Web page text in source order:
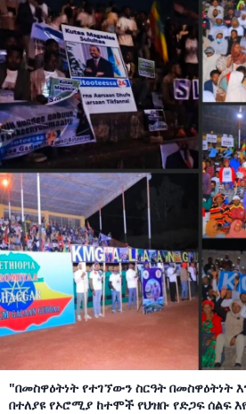
"በመስዋዕትነት የተገኘውን ስርዓት በመስዋዕትነት
በተለያዩ የኦሮሚያ ከተሞች የህዝቡ የድጋፍ ሰልፍ